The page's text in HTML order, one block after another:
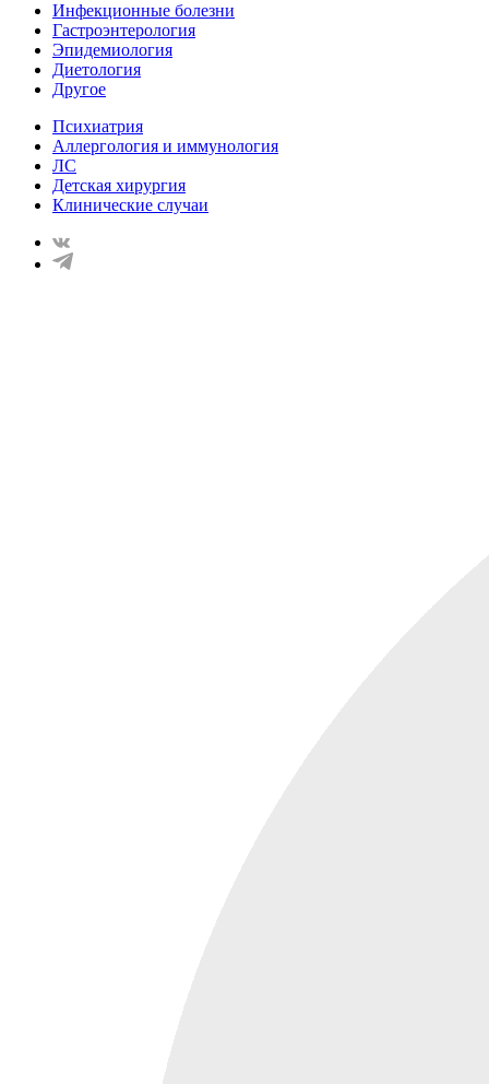
Инфекционные болезни
Гастроэнтерология
Эпидемиология
Диетология
Другое
Психиатрия
Аллергология и иммунология
ЛС
Детская хирургия
Клинические случаи